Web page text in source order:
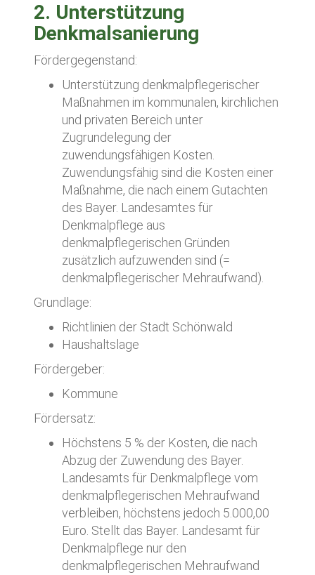
2. Unterstützung
Denkmalsanierung
Fördergegenstand:
Unterstützung denkmalpflegerischer
Maßnahmen im kommunalen, kirchlichen
und privaten Bereich unter
Zugrundelegung der
zuwendungsfähigen Kosten.
Zuwendungsfähig sind die Kosten einer
Maßnahme, die nach einem Gutachten
des Bayer. Landesamtes für
Denkmalpflege aus
denkmalpflegerischen Gründen
zusätzlich aufzuwenden sind (=
denkmalpflegerischer Mehraufwand).
Grundlage:
Richtlinien der Stadt Schönwald
Haushaltslage
Fördergeber:
Kommune
Fördersatz:
Höchstens 5 % der Kosten, die nach
Abzug der Zuwendung des Bayer.
Landesamts für Denkmalpflege vom
denkmalpflegerischen Mehraufwand
verbleiben, höchstens jedoch 5.000,00
Euro. Stellt das Bayer. Landesamt für
Denkmalpflege nur den
denkmalpflegerischen Mehraufwand